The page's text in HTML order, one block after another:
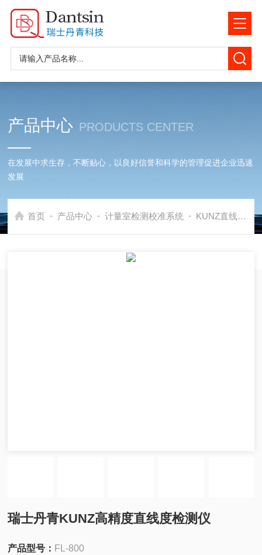
产品中心 PRODUCTS CENTER
在发展中求生存，不断贴心，以良好信誉和科学的管理促进企业迅速
发展
首页 - 产品中心 - 计量室检测校准系统 - KUNZ直线度检测仪
瑞士丹青KUNZ高精度直线度检测仪
产品型号： FL-800